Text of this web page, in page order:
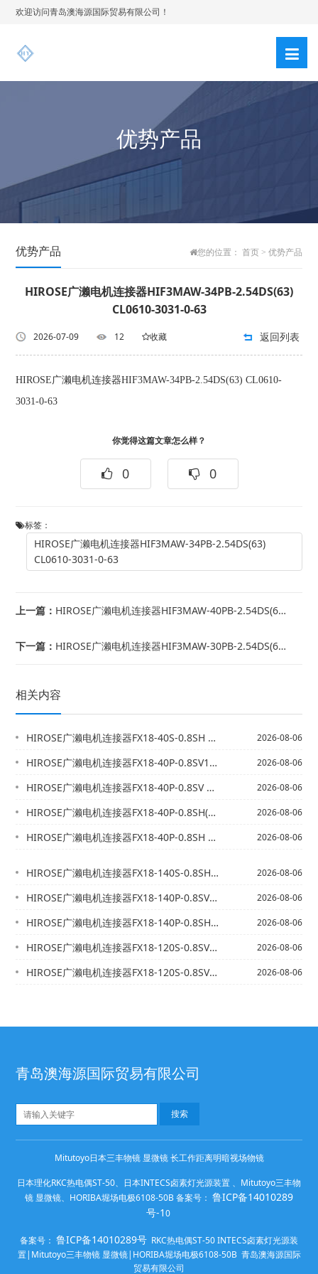
欢迎访问青岛澳海源国际贸易有限公司！
优势产品
优势产品 您的位置： 首页> 优势产品
HIROSE广濑电机连接器HIF3MAW-34PB-2.54DS(63)
CL0610-3031-0-63
2026-07-09 12 收藏 返回列表
HIROSE广濑电机连接器HIF3MAW-34PB-2.54DS(63) CL0610-
3031-0-63
你觉得这篇文章怎么样？
0 0
标签：
HIROSE广濑电机连接器HIF3MAW-34PB-2.54DS(63)
CL0610-3031-0-63
上一篇： HIROSE广濑电机连接器HIF3MAW-40PB-2.54DS(63) CL0...
下一篇： HIROSE广濑电机连接器HIF3MAW-30PB-2.54DS(63) CL0...
相关内容
HIROSE广濑电机连接器FX18-40S-0.8SH CL0579-0009-... 2026-08-06
HIROSE广濑电机连接器FX18-40P-0.8SV10 CL0579-002... 2026-08-06
HIROSE广濑电机连接器FX18-40P-0.8SV CL0579-0016-... 2026-08-06
HIROSE广濑电机连接器FX18-40P-0.8SH(11) CL0579-0... 2026-08-06
HIROSE广濑电机连接器FX18-40P-0.8SH CL0579-0002-... 2026-08-06
HIROSE广濑电机连接器FX18-140S-0.8SH CL0579-0014... 2026-08-06
HIROSE广濑电机连接器FX18-140P-0.8SV CL0579-0021... 2026-08-06
HIROSE广濑电机连接器FX18-140P-0.8SH CL0579-0007... 2026-08-06
HIROSE广濑电机连接器FX18-120S-0.8SV20 CL0579-00... 2026-08-06
HIROSE广濑电机连接器FX18-120S-0.8SV15 CL0579-00... 2026-08-06
青岛澳海源国际贸易有限公司
Mitutoyo日本三丰物镜 显微镜 长工作距离明暗视场物镜
日本理化RKC热电偶ST-50、日本INTECS卤素灯光源装置 、Mitutoyo三丰物
镜 显微镜、HORIBA堀场电极6108-50B 备案号： 鲁ICP备14010289
号-10
备案号： 鲁ICP备14010289号 RKC热电偶ST-50 INTECS卤素灯光源装
置|Mitutoyo三丰物镜 显微镜|HORIBA堀场电极6108-50B 青岛澳海源国际
贸易有限公司